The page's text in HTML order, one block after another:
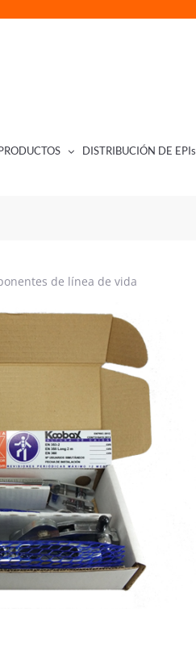
DISTRIBUCIÓN DE EPIs
de línea de vida